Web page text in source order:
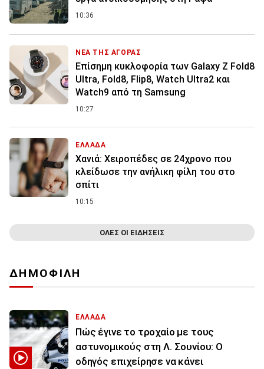
10:36
ΝΕΑ ΤΗΣ ΑΓΟΡΑΣ
Επίσημη κυκλοφορία των Galaxy Z Fold8
Ultra, Fold8, Flip8, Watch Ultra2 και
Watch9 από τη Samsung
10:27
ΕΛΛΑΔΑ
Χανιά: Χειροπέδες σε 24χρονο που
κλείδωσε την ανήλικη φίλη του στο
σπίτι
10:15
ΟΛΕΣ ΟΙ ΕΙΔΗΣΕΙΣ
ΔΗΜΟΦΙΛΗ
ΕΛΛΑΔΑ
Πώς έγινε το τροχαίο με τους
αστυνομικούς στη Λ. Σουνίου: Ο
οδηγός επιχείρησε να κάνει